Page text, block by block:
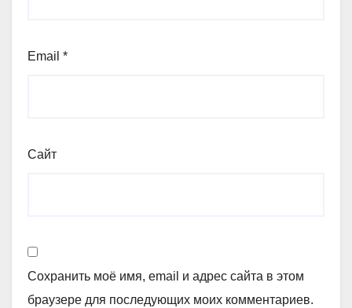
Email *
Сайт
Сохранить моё имя, email и адрес сайта в этом
браузере для последующих моих комментариев.